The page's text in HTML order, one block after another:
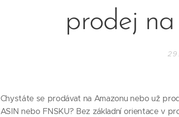
prodej
Chystáte se prodávat na Amazonu nebo už
ASIN nebo FNSKU? Bez základní orientace v